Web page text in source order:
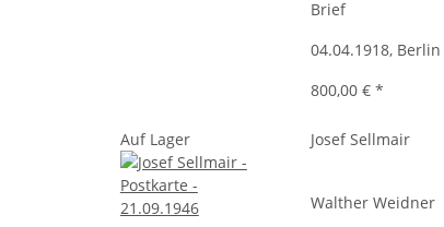
Brief
04.04.1918, Berlin
800,00 €*
Auf Lager Josef Sellmair
Walther Weidner